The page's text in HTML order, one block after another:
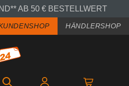
AB 50 € BESTELLWERT
HÄNDLERSHOP